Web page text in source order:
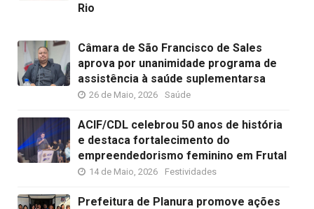
Rio
Câmara de São Francisco de Sales
aprova por unanimidade programa de
assistência à saúde suplementarsa
26 de Maio, 2026 Saúde
ACIF/CDL celebrou 50 anos de história
e destaca fortalecimento do
empreendedorismo feminino em Frutal
14 de Maio, 2026 Festividades
Prefeitura de Planura promove ações